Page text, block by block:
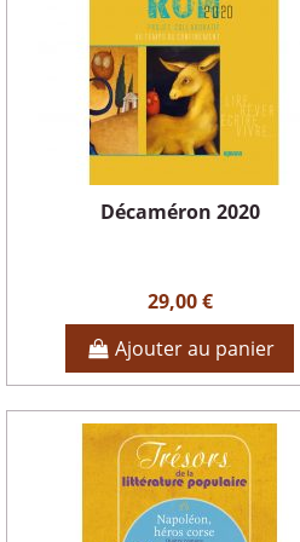
Décaméron 2020
29,00 €
Ajouter au panier